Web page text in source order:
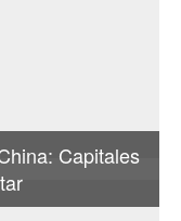
Capitales